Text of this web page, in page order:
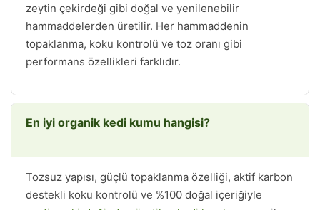
zeytin çekirdeği gibi doğal ve yenilenebilir
hammaddelerden üretilir. Her hammaddenin
topaklanma, koku kontrolü ve toz oranı gibi
performans özellikleri farklıdır.
En iyi organik kedi kumu hangisi?
Tozsuz yapısı, güçlü topaklanma özelliği, aktif karbon
destekli koku kontrolü ve %100 doğal içeriğiyle